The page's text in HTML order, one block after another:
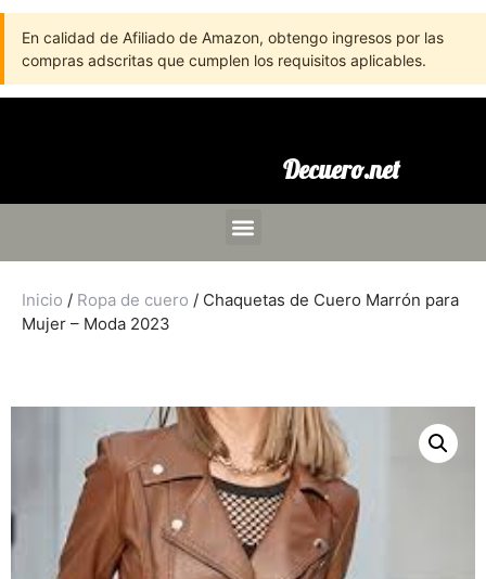
En calidad de Afiliado de Amazon, obtengo ingresos por las
compras adscritas que cumplen los requisitos aplicables.
Decuero.net
Inicio / Ropa de cuero / Chaquetas de Cuero Marrón para
Mujer – Moda 2023